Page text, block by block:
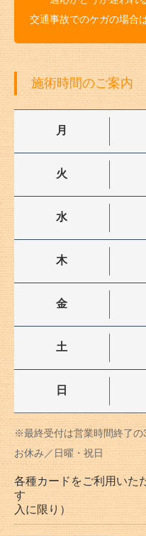
交通事故でのケガの場合
施術時間のご案内
月
火
水
木
金
土
日
※最終受付は営業時間終了の
お休み／日曜・祝日
各種カードをご利用いた
す (プリペ
入に限り）